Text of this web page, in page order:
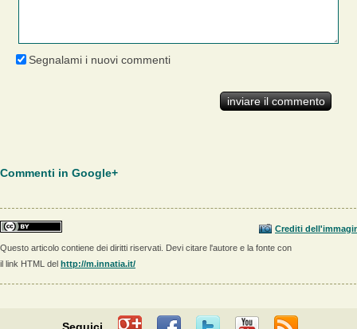
Segnalami i nuovi commenti
Commenti in Google+
Crediti
Questo articolo contiene dei diritti riservati. Devi citare l'autore e la fonte con
il link HTML del http://m.innatia.it/